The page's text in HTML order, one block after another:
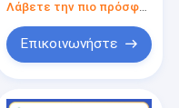
κομμένα οδοντωτά
βήματα
Επικοινωνήστε